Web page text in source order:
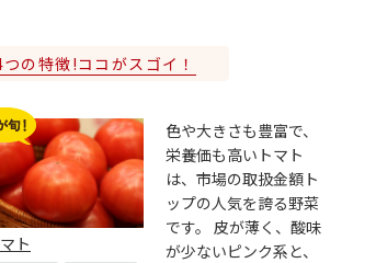
の特徴!ココがスゴイ！
ト
色や大きさも豊富で、
栄養価も高いトマト
は、市場の取扱金額ト
ップの人気を誇る野菜
です。 皮が薄く、酸味
が少ないピンク系と、